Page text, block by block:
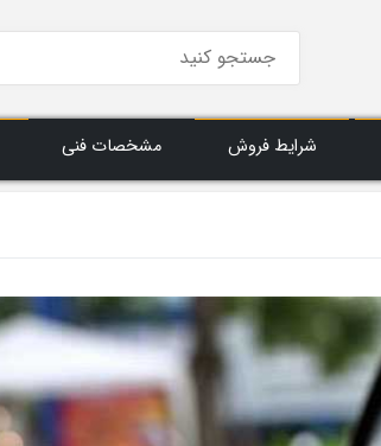
شرایط فروش مشخصات فنی